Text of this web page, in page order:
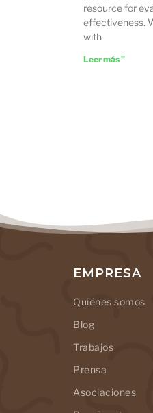
resource for
effectiveness.
with
Leer más "
EMPRESA
Quiénes somos
Blog
Trabajos
Prensa
Asociaciones